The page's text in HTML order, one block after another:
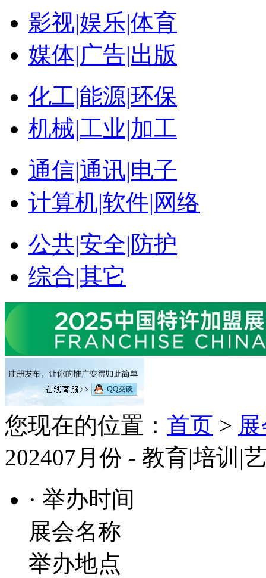
影视|娱乐|体育
媒体|广告|出版
化工|能源|环保
机械|工业|加工
通信|通讯|电子
计算机|软件|网络
公共|安全|防护
综合|其它
您现在的位置： 首页 >
202407月份 - 教育|培训|
· 举办时间
展会名称
举办地点